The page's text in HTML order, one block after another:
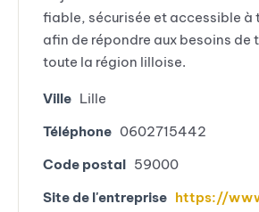
fiable, sécurisée et accessible à
afin de répondre aux besoins de
toute la région lilloise.
Ville Lille
Téléphone 0602715442
Code postal 59000
Site de l'entreprise https://